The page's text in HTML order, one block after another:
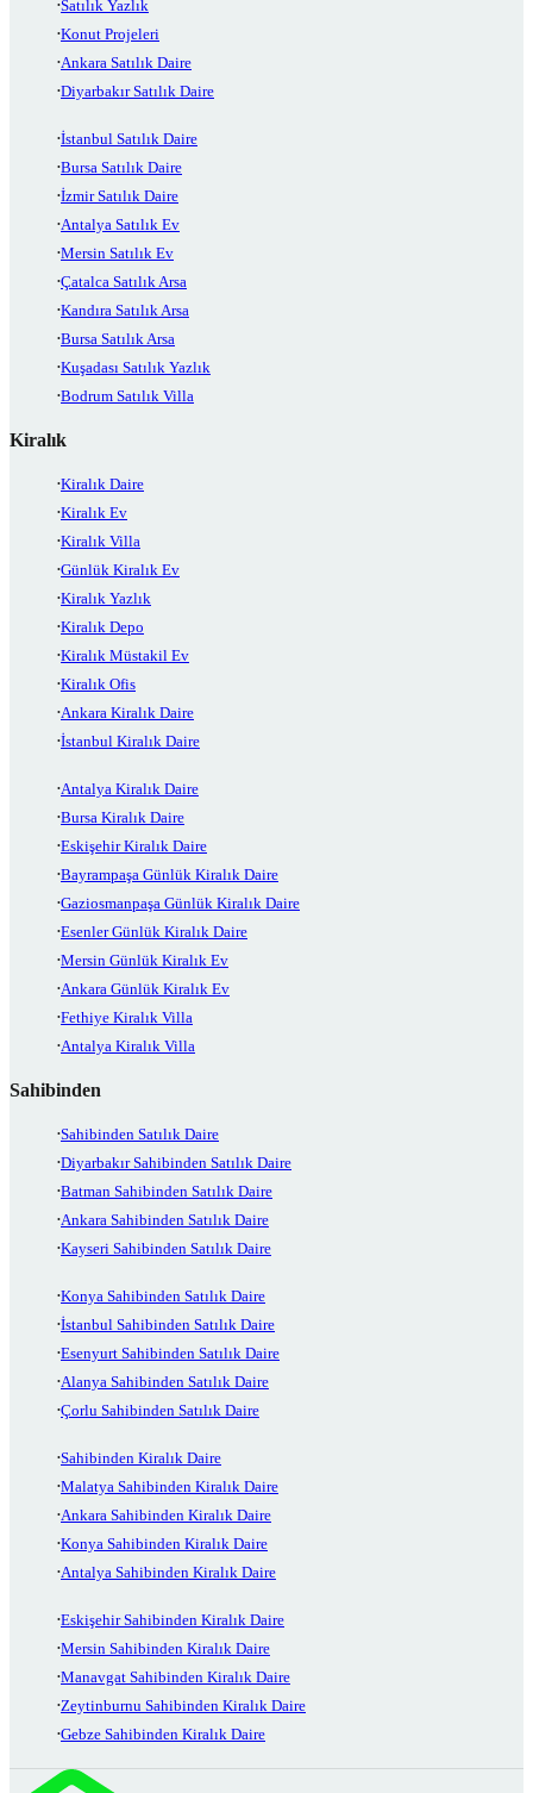
Satılık Yazlık
Konut Projeleri
Ankara Satılık Daire
Diyarbakır Satılık Daire
İstanbul Satılık Daire
Bursa Satılık Daire
İzmir Satılık Daire
Antalya Satılık Ev
Mersin Satılık Ev
Çatalca Satılık Arsa
Kandıra Satılık Arsa
Bursa Satılık Arsa
Kuşadası Satılık Yazlık
Bodrum Satılık Villa
Kiralık
Kiralık Daire
Kiralık Ev
Kiralık Villa
Günlük Kiralık Ev
Kiralık Yazlık
Kiralık Depo
Kiralık Müstakil Ev
Kiralık Ofis
Ankara Kiralık Daire
İstanbul Kiralık Daire
Antalya Kiralık Daire
Bursa Kiralık Daire
Eskişehir Kiralık Daire
Bayrampaşa Günlük Kiralık Daire
Gaziosmanpaşa Günlük Kiralık Daire
Esenler Günlük Kiralık Daire
Mersin Günlük Kiralık Ev
Ankara Günlük Kiralık Ev
Fethiye Kiralık Villa
Antalya Kiralık Villa
Sahibinden
Sahibinden Satılık Daire
Diyarbakır Sahibinden Satılık Daire
Batman Sahibinden Satılık Daire
Ankara Sahibinden Satılık Daire
Kayseri Sahibinden Satılık Daire
Konya Sahibinden Satılık Daire
İstanbul Sahibinden Satılık Daire
Esenyurt Sahibinden Satılık Daire
Alanya Sahibinden Satılık Daire
Çorlu Sahibinden Satılık Daire
Sahibinden Kiralık Daire
Malatya Sahibinden Kiralık Daire
Ankara Sahibinden Kiralık Daire
Konya Sahibinden Kiralık Daire
Antalya Sahibinden Kiralık Daire
Eskişehir Sahibinden Kiralık Daire
Mersin Sahibinden Kiralık Daire
Manavgat Sahibinden Kiralık Daire
Zeytinburnu Sahibinden Kiralık Daire
Gebze Sahibinden Kiralık Daire